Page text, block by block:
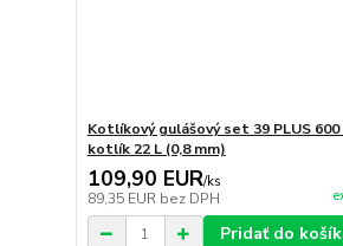
Kotlíkový gulášový set 39 PLUS
kotlík 22 L (0,8 mm)
109,90 EUR/ks
89,35 EUR bez DPH
Pridať do